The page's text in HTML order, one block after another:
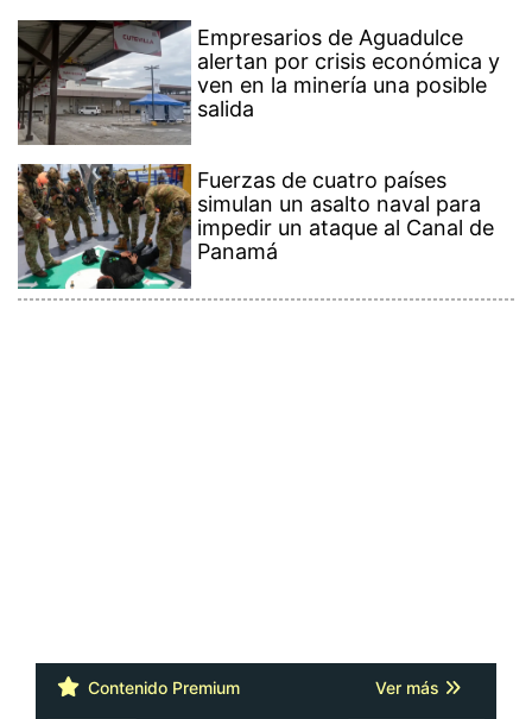
Empresarios de Aguadulce
alertan por crisis económica y
ven en la minería una posible
salida
Fuerzas de cuatro países
simulan un asalto naval para
impedir un ataque al Canal de
Panamá
Contenido Premium Ver más